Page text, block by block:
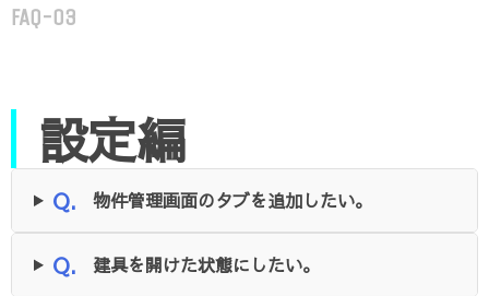
FAQ-03
設定編
Q. 物件管理画面のタブを追加したい。
Q. 建具を開けた状態にしたい。